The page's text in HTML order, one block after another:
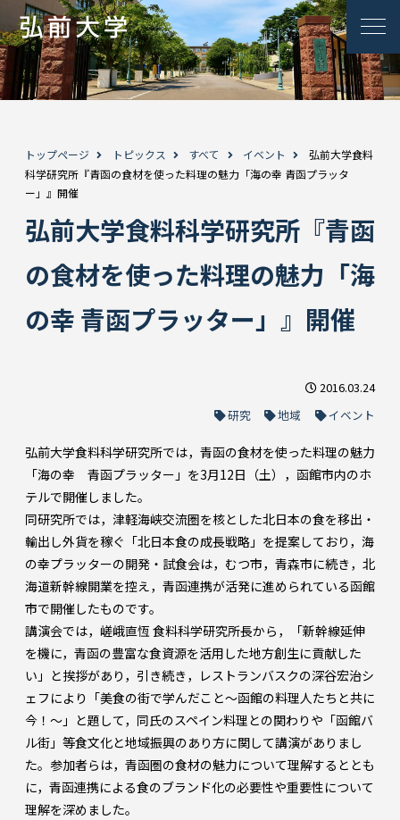
トップページ トピックス すべて イベント
弘前大学食料
科学研究所『青函の食材を使った料理の魅力「海の幸 青函プラッタ
ー」』開催
弘前大学食料科学研究所『青函
の食材を使った料理の魅力「海
の幸 青函プラッター」』開催
2016.03.24
研究
地域 イベント
弘前大学食料科学研究所では，青函の食材を使った料理の魅力
「海の幸 青函プラッター」を3月12日（土），函館市内のホ
テルで開催しました。
同研究所では，津軽海峡交流圏を核とした北日本の食を移出・
輸出し外貨を稼ぐ「北日本食の成長戦略」を提案しており，海
の幸プラッターの開発・試食会は，むつ市，青森市に続き，北
海道新幹線開業を控え，青函連携が活発に進められている函館
市で開催したものです。
講演会では，嵯峨直恆 食料科学研究所長から，「新幹線延伸
を機に，青函の豊富な食資源を活用した地方創生に貢献した
い」と挨拶があり，引き続き，レストランバスクの深谷宏治シ
ェフにより「美食の街で学んだこと～函館の料理人たちと共に
今！～」と題して，同氏のスペイン料理との関わりや「函館バ
ル街」等食文化と地域振興のあり方に関して講演がありまし
た。参加者らは，青函圏の食材の魅力について理解するととも
に，青函連携による食のブランド化の必要性や重要性について
理解を深めました。